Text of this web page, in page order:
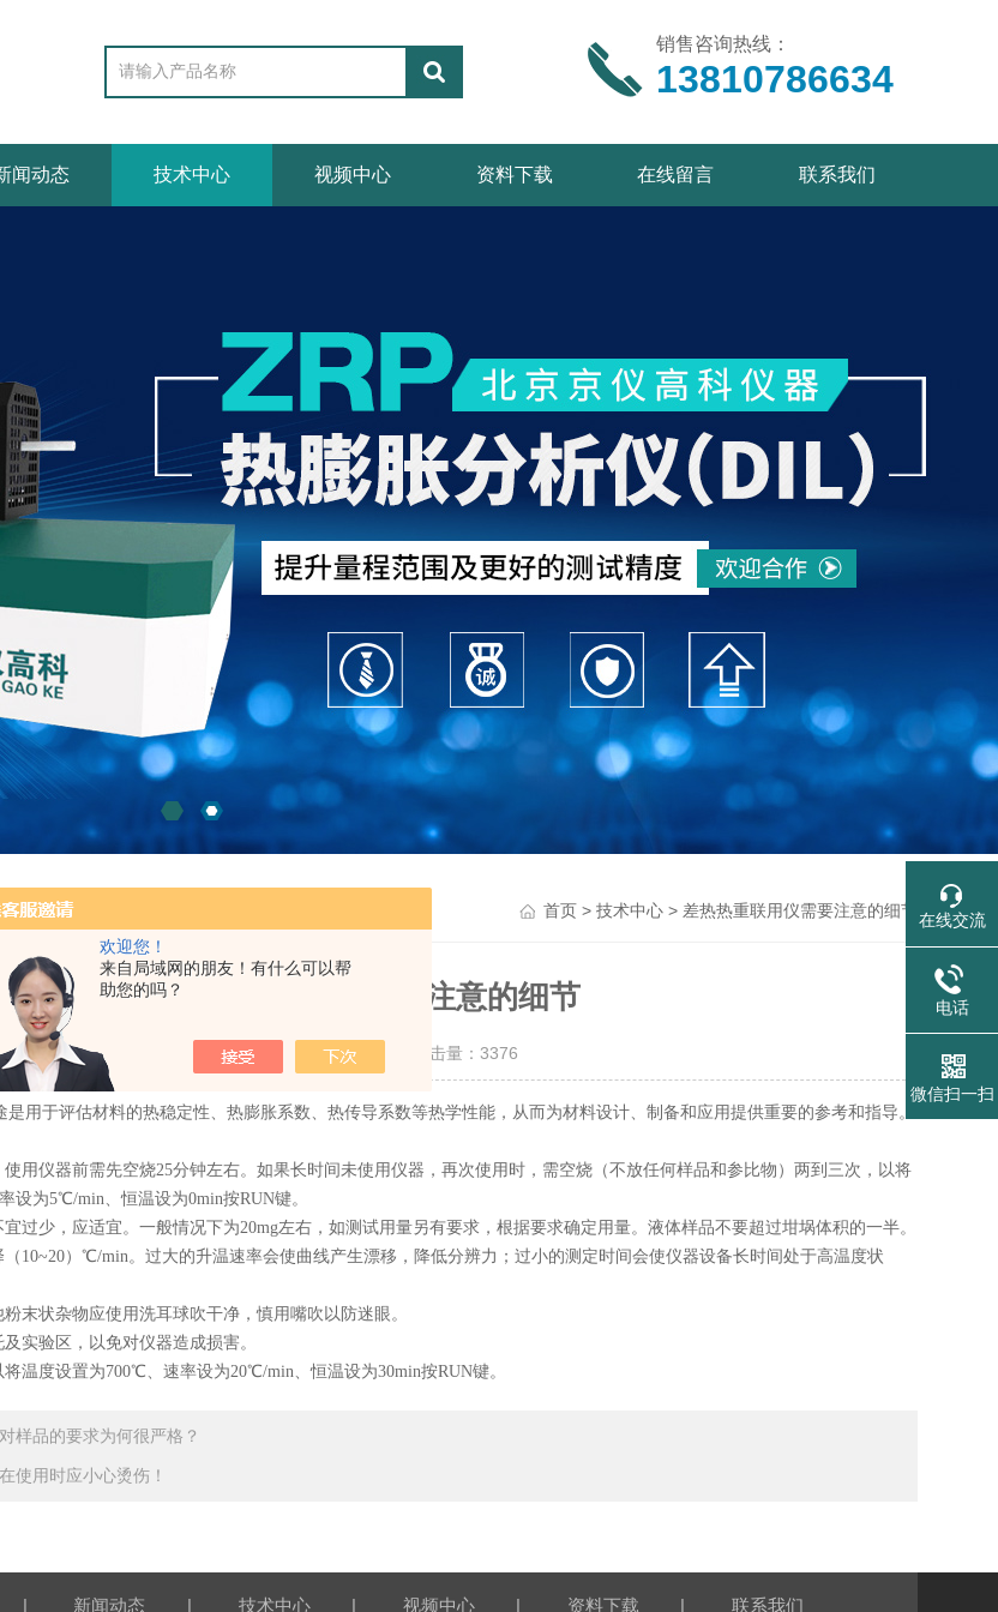
欢迎您！
来自局域网的朋友！有什么可以帮
助您的吗？
销售咨询热线：
13810786634
闻动态 技术中心 视频中心 资料下载 在线留言 联系我们
首页> 技术中心> 差热热重联用仪需要注意的细节
差热热重联用仪需要注意的细节
更新时间：2023-09-21 点击量：3376
是用于评估材料的热稳定性、热膨胀系数、热传导系数等热学性能，从而为材料设计、制备和应用提供重要的参考和指导。
用仪器前需先空烧25分钟左右。如果长时间未使用仪器，再次使用时，需空烧（不放任何样品和参比物）两到三次，以将
设为5℃/min、恒温设为0min按RUN键。
过少，应适宜。一般情况下为20mg左右，如测试用量另有要求，根据要求确定用量。液体样品不要超过坩埚体积的一半。
10~20）℃/min。过大的升温速率会使曲线产生漂移，降低分辨力；过小的测定时间会使仪器设备长时间处于高温度状
末状杂物应使用洗耳球吹干净，慎用嘴吹以防迷眼。
实验区，以免对仪器造成损害。
温度设置为700℃、速率设为20℃/min、恒温设为30min按RUN键。
样品的要求为何很严格？
使用时应小心烫伤！
| 新闻动态 | 技术中心 | 视频中心 | 资料下载 | 联系我们
在线交流
电话
微信扫一扫